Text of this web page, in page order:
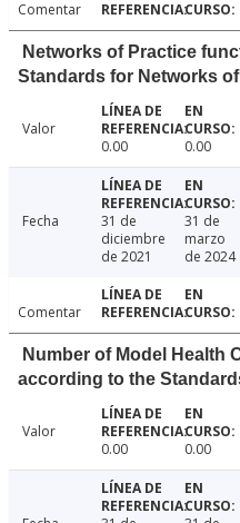
Comentar
Networks of Practice
Standards for Networks
Valor
0.00
0.00
Fecha
31 de
diciembre
de 2021
31 de
marzo
de 2024
Comentar
Number of Model Health
according to the
Valor
0.00
0.00